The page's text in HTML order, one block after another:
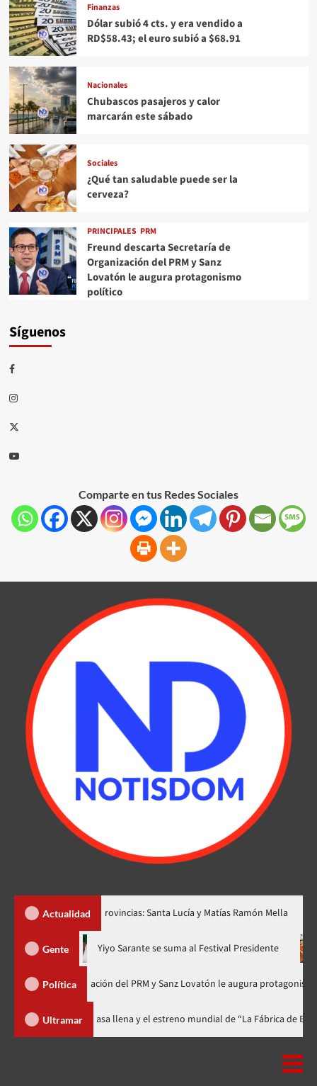
Finanzas
Dólar subió 4 cts. y era vendido a
RD$58.43; el euro subió a $68.91
Nacionales
Chubascos pasajeros y calor
marcarán este sábado
Sociales
¿Qué tan saludable puede ser la
cerveza?
PRINCIPALES PRM
Freund descarta Secretaría de
Organización del PRM y Sanz
Lovatón le augura protagonismo
político
Síguenos
Comparte en tus Redes Sociales
Actualidad
nuevas provincias: Santa Lucía y Matías Ramón Mella
Gente
en nuevo horario Yiyo Sarante se suma al Festival
Política
Organización del PRM y Sanz Lovatón le augura protagonismo político
Ultramar
celebra 15 años con una gala a casa llena y el estreno mundial de “La